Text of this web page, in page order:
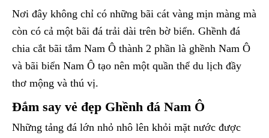
Nơi đây không chỉ có những bãi cát vàng mịn màng mà
còn có cả một bãi đá trải dài trên bờ biển. Ghềnh đá
chia cắt bãi tắm Nam Ô thành 2 phần là ghềnh Nam Ô
và bãi biển Nam Ô tạo nên một quần thể du lịch đầy
thơ mộng và thú vị.
Đắm say vẻ đẹp Ghềnh đá Nam Ô
Những tảng đá lớn nhỏ nhô lên khỏi mặt nước được